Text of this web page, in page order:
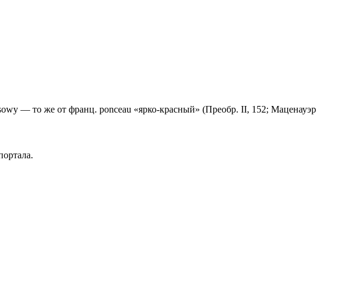
— то же от франц. роnсеаu «ярко-красный» (Преобр. II, 152; Маценауэр